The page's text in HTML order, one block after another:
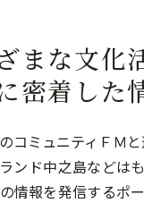
まな文化
密着した
コミュニティＦＭ
ンド中之島などは
情報を発信するポ